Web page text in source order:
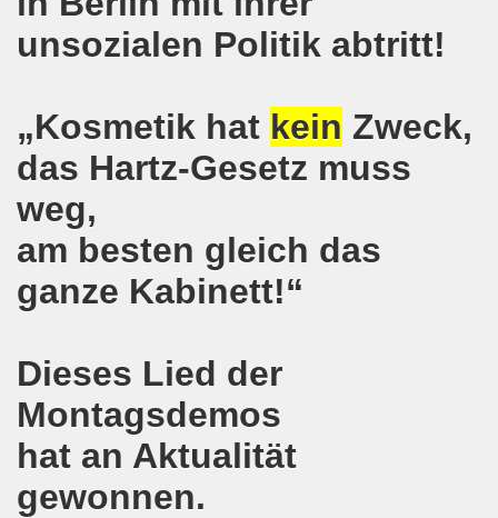
unsozialen Politik abtritt!
„Kosmetik hat kein Zweck,
das Hartz-Gesetz muss
weg,
am besten gleich das
ganze Kabinett!“
Dieses Lied der
Montagsdemos
hat an Aktualität
gewonnen.
ruft am 23.07.2018 mit auf zur
am 07.07.2018 aktiver Part bei der Düsseldorfer
am 09. Juli 2018 berichtet über NRW-weite
am 18.06.2018 als Warm-Up für die NRW-
ergreift Initiative zur Protestdemonstration am
am 28.05.2018 und am 04.06.2018 jeweils
Bewegung am 07.05.2018 bestärkt Widerstand gegen
am 16.04.2018 und am 23.04.2018 mit